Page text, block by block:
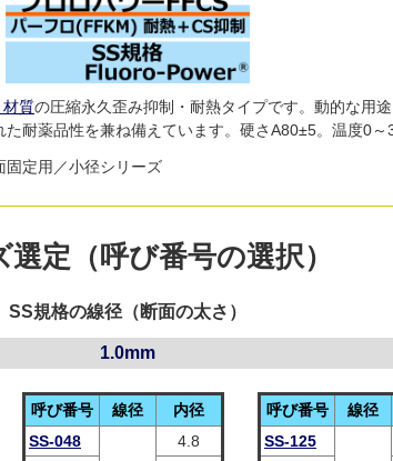
質の圧縮永久歪み抑制・耐熱タイプです。動的な用
た耐薬品性を兼ね備えています。硬さA80±5。温度0～
固定用／小径シリーズ
選定（呼び番号の選択）
SS規格の線径（断面の太さ）
1.0mm
呼び番号 線径
内径
SS-048
4.8
呼び番号 線径
SS-125